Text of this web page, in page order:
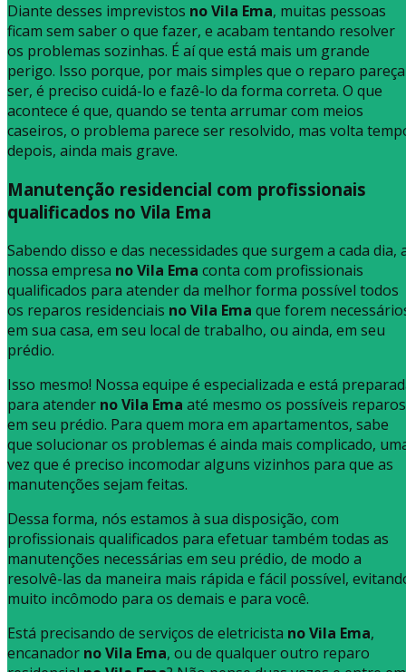
Diante desses imprevistos no Vila Ema, muitas pessoas
ficam sem saber o que fazer, e acabam tentando resolver
os problemas sozinhas. É aí que está mais um grande
perigo. Isso porque, por mais simples que o reparo pareça
ser, é preciso cuidá-lo e fazê-lo da forma correta. O que
acontece é que, quando se tenta arrumar com meios
caseiros, o problema parece ser resolvido, mas volta
depois, ainda mais grave.
Manutenção residencial com profissionais
qualificados no Vila Ema
Sabendo disso e das necessidades que surgem a cada dia,
nossa empresa no Vila Ema conta com profissionais
qualificados para atender da melhor forma possível todos
os reparos residenciais no Vila Ema que forem
em sua casa, em seu local de trabalho, ou ainda, em seu
prédio.
Isso mesmo! Nossa equipe é especializada e está
para atender no Vila Ema até mesmo os possíveis reparos
em seu prédio. Para quem mora em apartamentos, sabe
que solucionar os problemas é ainda mais complicado,
vez que é preciso incomodar alguns vizinhos para que as
manutenções sejam feitas.
Dessa forma, nós estamos à sua disposição, com
profissionais qualificados para efetuar também todas as
manutenções necessárias em seu prédio, de modo a
resolvê-las da maneira mais rápida e fácil possível,
muito incômodo para os demais e para você.
Está precisando de serviços de eletricista no Vila Ema,
encanador no Vila Ema, ou de qualquer outro reparo